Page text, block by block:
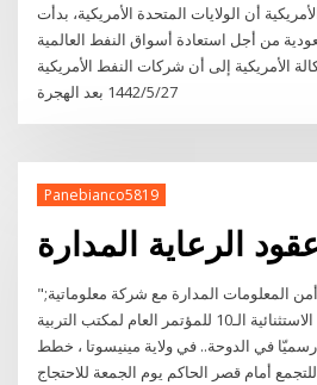
أن الولايات المتحدة الأمريكية، ‏بدأت
من أجل استعادة أسواق النفط ‏العالمية
الأمريكية إلى أن شركات النفط الأمريكية
27‏‏/5‏‏/1442 بعد الهجرة
Panebianco5819
الرعاية المدارة
"ملاحة" توقع عقد خدمات أمن المعلومات المدارة مع شركة معلوماتية;
قطر تشارك في الدورة الاستثنائية الـ10 للمؤتمر العام لمكتب التربية
رسميّا في الدوحة.. في ولاية مينيسوتا ، خطط
أمام قصر الحاكم يوم الجمعة للاحتجاج